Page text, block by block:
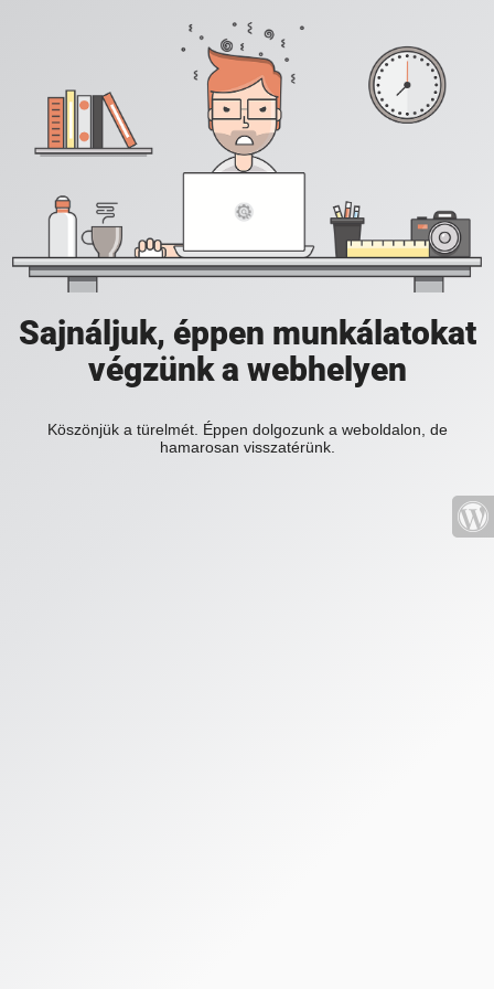
Sajnáljuk, éppen munkálatokat
végzünk a webhelyen
Köszönjük a türelmét. Éppen dolgozunk a weboldalon, de
hamarosan visszatérünk.